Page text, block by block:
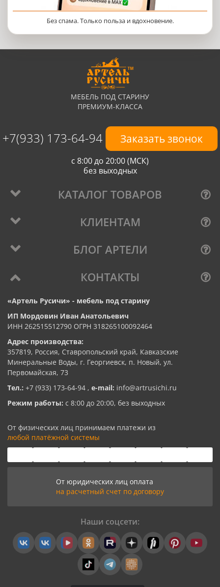
Без спама. Только польза и вдохновение.
МЕБЕЛЬ ПОД СТАРИНУ
ПРЕМИУМ-КЛАССА
+7(933) 173-64-94 Заказать звонок
с 8:00 до 20:00 (МСК)
без выходных
КАТАЛОГ ТОВАРОВ
КЛИЕНТАМ
БЛОГ АРТЕЛИ
КОНТАКТЫ
«Артель Русичи» - мебель под старину
ИП Мордовин Иван Анатольевич
ИНН 262515512790 ОГРН 318265100092464
Адрес производства:
357819, Россия, Ставропольский край, Кавказские
Минеральные Воды, г. Георгиевск, п. Новый, ул.
Первомайская, 73
Тел.: +7 (933) 173-64-94 , e-mail: info@artrusichi.ru
Режим работы: с 8:00 до 20:00, без выходных
От физических лиц принимаем платежи из
любой платёжной системы
От юридических лиц оплата
на расчетный счет по договору
Наши соцсети: